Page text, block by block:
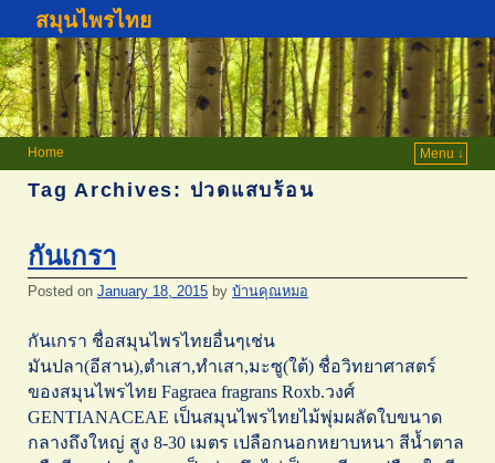
สมุนไพรไทย
Home Menu ↓
Tag Archives: ปวดแสบร้อน
กันเกรา
Posted on January 18, 2015 by บ้านคุณหมอ
กันเกรา ชื่อสมุนไพรไทยอื่นๆเช่น
มันปลา(อีสาน),ตำเสา,ทำเสา,มะซู(ใต้) ชื่อวิทยาศาสตร์
ของสมุนไพรไทย Fagraea fragrans Roxb.วงศ์
GENTIANACEAE เป็นสมุนไพรไทยไม้พุ่มผลัดใบขนาด
กลางถึงใหญ่ สูง 8-30 เมตร เปลือกนอกหยาบหนา สีน้ำตาล